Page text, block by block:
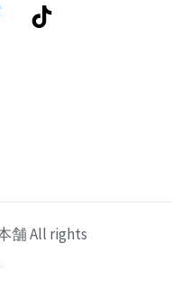
舗 All rights